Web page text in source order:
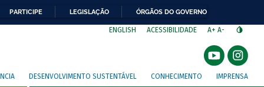
PARTICIPE LEGISLAÇÃO ÓRGÃOS DO GOVERNO
ENGLISH ACESSIBILIDADE A+ A-
DESENVOLVIMENTO SUSTENTÁVEL CONHECIMENTO IMPRENSA